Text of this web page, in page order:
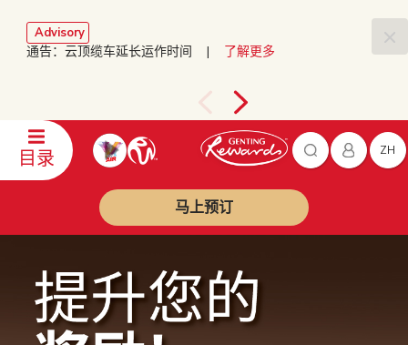
Advisory
通告：云顶缆车延长运作时间 | 了解更多
目录 ZH
马上预订